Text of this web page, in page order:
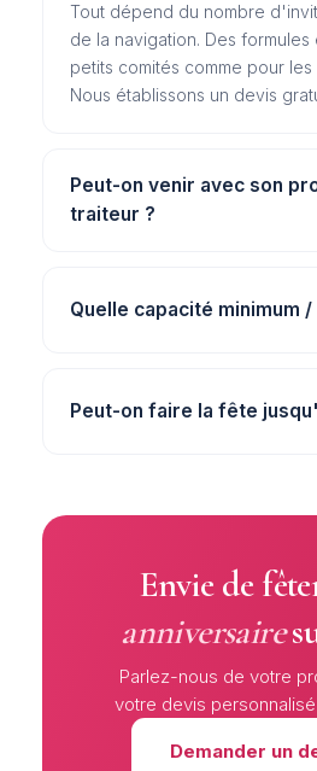
Tout dépend du nombre
de la navigation. Des formules
petits comités comme pour
Nous établissons un devis
Peut-on venir avec son
traiteur ?
Quelle capacité minimum /
Peut-on faire la fête
Envie de
anniversaire
Parlez-nous de votre
votre devis
Demander un